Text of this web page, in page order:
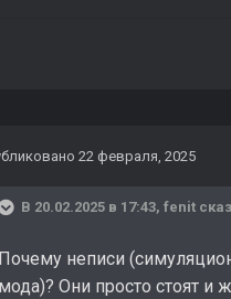
22 февраля, 2025
В 20.02.2025 в 17:43, fenit
Почему неписи
мода)? Они просто стоят и